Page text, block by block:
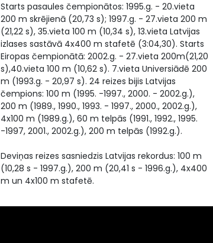
Starts pasaules čempionātos: 1995.g. - 20.vieta
200 m skrējienā (20,73 s); 1997.g. - 27.vieta 200 m
(21,22 s), 35.vieta 100 m (10,34 s), 13.vieta Latvijas
izlases sastāvā 4x400 m stafetē (3:04,30). Starts
Eiropas čempionātā: 2002.g. - 27.vieta 200m(21,20
s),40.vieta 100 m (10,62 s). 7.vieta Universiādē 200
m (1993.g. - 20,97 s). 24 reizes bijis Latvijas
čempions: 100 m (1995. -1997., 2000. - 2002.g.),
200 m (1989., 1990., 1993. - 1997., 2000., 2002.g.),
4x100 m (1989.g.), 60 m telpās (1991., 1992., 1995.
-1997, 2001., 2002.g.), 200 m telpās (1992.g.).
Deviņas reizes sasniedzis Latvijas rekordus: 100 m
(10,28 s - 1997.g.), 200 m (20,41 s - 1996.g.), 4x400
m un 4x100 m stafetē.